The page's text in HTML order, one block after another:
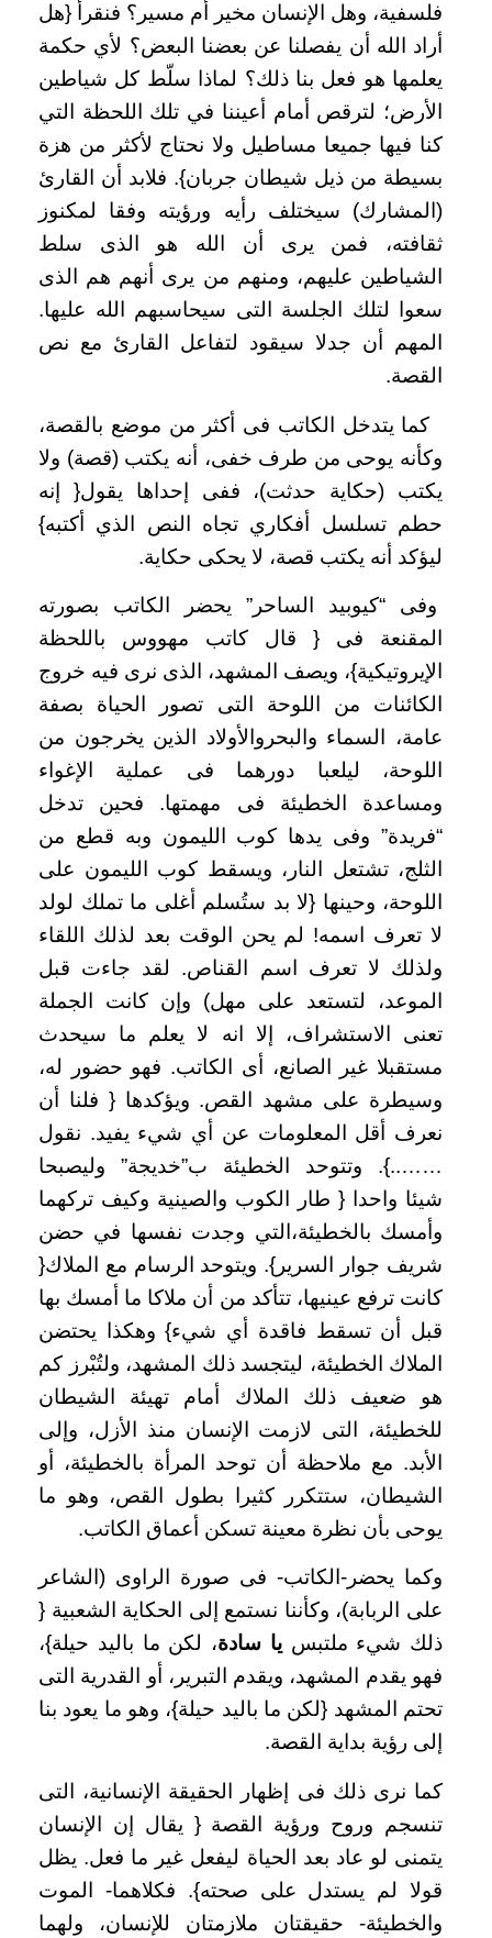
فلسفية، وهل الإنسان مخير أم مسير؟ فنقرأ {هل
أراد الله أن يفصلنا عن بعضنا البعض؟ لأي حكمة
يعلمها هو فعل بنا ذلك؟ لماذا سلّط كل شياطين
الأرض؛ لترقص أمام أعيننا في تلك اللحظة التي
كنا فيها جميعا مساطيل ولا نحتاج لأكثر من هزة
بسيطة من ذيل شيطان جربان}. فلابد أن القارئ
(المشارك) سيختلف رأيه ورؤيته وفقا لمكنوز
ثقافته، فمن يرى أن الله هو الذى سلط
الشياطين عليهم، ومنهم من يرى أنهم هم الذى
سعوا لتلك الجلسة التى سيحاسبهم الله عليها.
المهم أن جدلا سيقود لتفاعل القارئ مع نص
القصة.
كما يتدخل الكاتب فى أكثر من موضع بالقصة،
وكأنه يوحى من طرف خفى، أنه يكتب (قصة) ولا
يكتب (حكاية حدثت)، ففى إحداها يقول{ إنه
حطم تسلسل أفكاري تجاه النص الذي أكتبه}
ليؤكد أنه يكتب قصة، لا يحكى حكاية.
وفى “كيوبيد الساحر” يحضر الكاتب بصورته
المقنعة فى { قال كاتب مهووس باللحظة
الإيروتيكية}، ويصف المشهد، الذى نرى فيه خروج
الكائنات من اللوحة التى تصور الحياة بصفة
عامة، السماء والبحروالأولاد الذين يخرجون من
اللوحة، ليلعبا دورهما فى عملية الإغواء
ومساعدة الخطيئة فى مهمتها. فحين تدخل
“فريدة” وفى يدها كوب الليمون وبه قطع من
الثلج، تشتعل النار، ويسقط كوب الليمون على
اللوحة، وحينها {لا بد ستُسلم أغلى ما تملك لولد
لا تعرف اسمه! لم يحن الوقت بعد لذلك اللقاء
ولذلك لا تعرف اسم القناص. لقد جاءت قبل
الموعد، لتستعد على مهل) وإن كانت الجملة
تعنى الاستشراف، إلا انه لا يعلم ما سيحدث
مستقبلا غير الصانع، أى الكاتب. فهو حضور له،
وسيطرة على مشهد القص. ويؤكدها { فلنا أن
نعرف أقل المعلومات عن أي شيء يفيد. نقول
……..}. وتتوحد الخطيئة ب”خديجة” وليصبحا
شيئا واحدا { طار الكوب والصينية وكيف تركهما
وأمسك بالخطيئة،التي وجدت نفسها في حضن
شريف جوار السرير}. ويتوحد الرسام مع الملاك{
كانت ترفع عينيها، تتأكد من أن ملاكا ما أمسك بها
قبل أن تسقط فاقدة أي شيء} وهكذا يحتضن
الملاك الخطيئة، ليتجسد ذلك المشهد، ولتُبْرز كم
هو ضعيف ذلك الملاك أمام تهيئة الشيطان
للخطيئة، التى لازمت الإنسان منذ الأزل، وإلى
الأبد. مع ملاحظة أن توحد المرأة بالخطيئة، أو
الشيطان، ستتكرر كثيرا بطول القص، وهو ما
يوحى بأن نظرة معينة تسكن أعماق الكاتب.
وكما يحضر-الكاتب- فى صورة الراوى (الشاعر
على الربابة)، وكأننا نستمع إلى الحكاية الشعبية {
ذلك شيء ملتبسيا سادة، لكن ما باليد حيلة}،
فهو يقدم المشهد، ويقدم التبرير، أو القدرية التى
تحتم المشهد {لكن ما باليد حيلة}، وهو ما يعود بنا
إلى رؤية بداية القصة.
كما نرى ذلك فى إظهار الحقيقة الإنسانية، التى
تنسجم وروح ورؤية القصة { يقال إن الإنسان
يتمنى لو عاد بعد الحياة ليفعل غير ما فعل. يظل
قولا لم يستدل على صحته}. فكلاهما- الموت
والخطيئة- حقيقتان ملازمتان للإنسان، ولهما